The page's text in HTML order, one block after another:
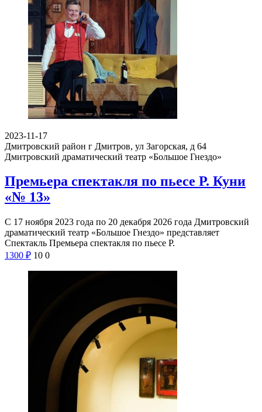
2023-11-17
Дмитровский район г Дмитров, ул Загорская, д 64
Дмитровский драматический театр «Большое Гнездо»
Премьера спектакля по пьесе Р. Куни
«№ 13»
С 17 ноября 2023 года по 20 декабря 2026 года Дмитровский
драматический театр «Большое Гнездо» представляет
Спектакль Премьера спектакля по пьесе Р.
1300 ₽ 10 0